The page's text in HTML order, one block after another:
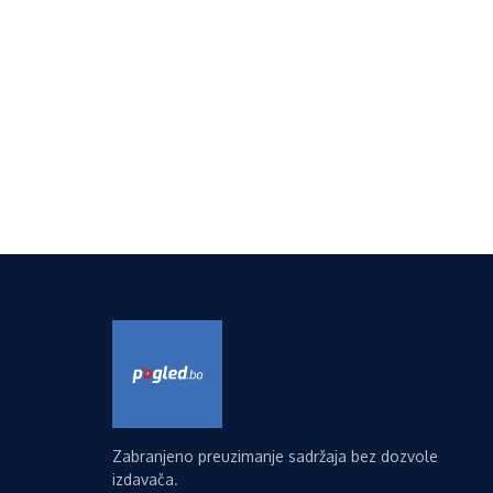
Zabranjeno preuzimanje sadržaja bez dozvole
izdavača.